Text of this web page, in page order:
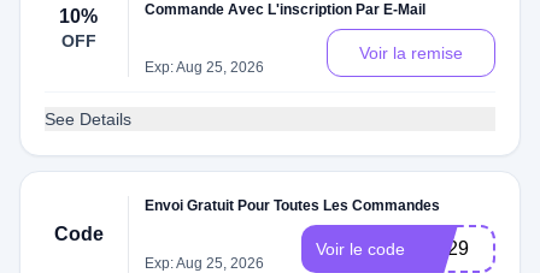
10%
OFF
Commande Avec L'inscription Par E-Mail
Exp: Aug 25, 2026
Voir la remise
See Details
Code
Envoi Gratuit Pour Toutes Les Commandes
Exp: Aug 25, 2026
Voir le code DS29